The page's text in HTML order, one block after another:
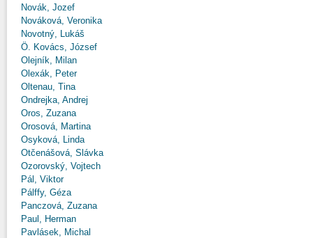
Novák, Jozef
Nováková, Veronika
Novotný, Lukáš
Ö. Kovács, József
Olejník, Milan
Olexák, Peter
Oltenau, Tina
Ondrejka, Andrej
Oros, Zuzana
Orosová, Martina
Osyková, Linda
Otčenášová, Slávka
Ozorovský, Vojtech
Pál, Viktor
Pálffy, Géza
Panczová, Zuzana
Paul, Herman
Pavlásek, Michal